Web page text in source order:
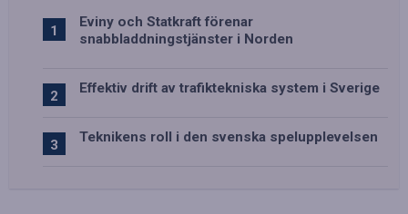
Eviny och Statkraft förenar
snabbladdningstjänster i Norden
Effektiv drift av trafiktekniska system i Sverige
Teknikens roll i den svenska spelupplevelsen